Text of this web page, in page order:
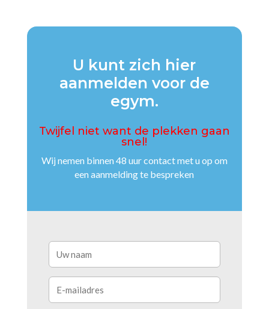
U kunt zich hier
aanmelden voor de
egym.
Twijfel niet want de plekken gaan
snel!
Wij nemen binnen 48 uur contact met u op om
een aanmelding te bespreken